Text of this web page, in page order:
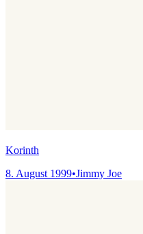
Korinth
8. August 1999•Jimmy Joe